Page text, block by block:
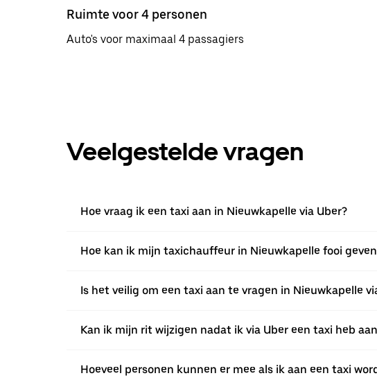
Ruimte voor 4 personen
Auto's voor maximaal 4 passagiers
Veelgestelde vragen
Hoe vraag ik een taxi aan in Nieuwkapelle via Uber?
Hoe kan ik mijn taxichauffeur in Nieuwkapelle fooi
Is het veilig om een taxi aan te vragen in Nieuwkapelle
Kan ik mijn rit wijzigen nadat ik via Uber een taxi heb
Hoeveel personen kunnen er mee als ik aan een taxi